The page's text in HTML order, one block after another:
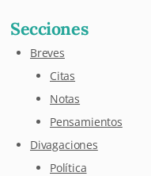
Secciones
Breves
Citas
Notas
Pensamientos
Divagaciones
Política